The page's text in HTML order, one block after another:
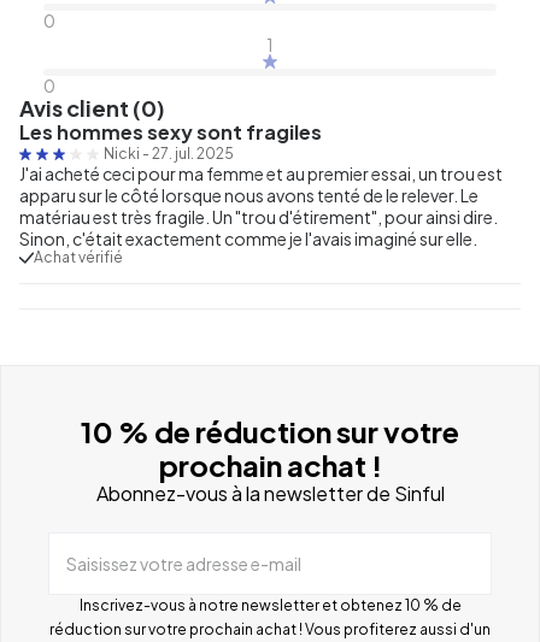
0
1
0
Avis client (0)
Les hommes sexy sont fragiles
Nicki - 27. jul. 2025
J'ai acheté ceci pour ma femme et au premier essai, un trou est
apparu sur le côté lorsque nous avons tenté de le relever. Le
matériau est très fragile. Un "trou d'étirement", pour ainsi dire.
Sinon, c'était exactement comme je l'avais imaginé sur elle.
Achat vérifié
10 % de réduction sur votre
prochain achat !
Abonnez-vous à la newsletter de Sinful
Saisissez votre adresse e-mail
Inscrivez-vous à notre newsletter et obtenez 10 % de
réduction sur votre prochain achat ! Vous profiterez aussi d'un